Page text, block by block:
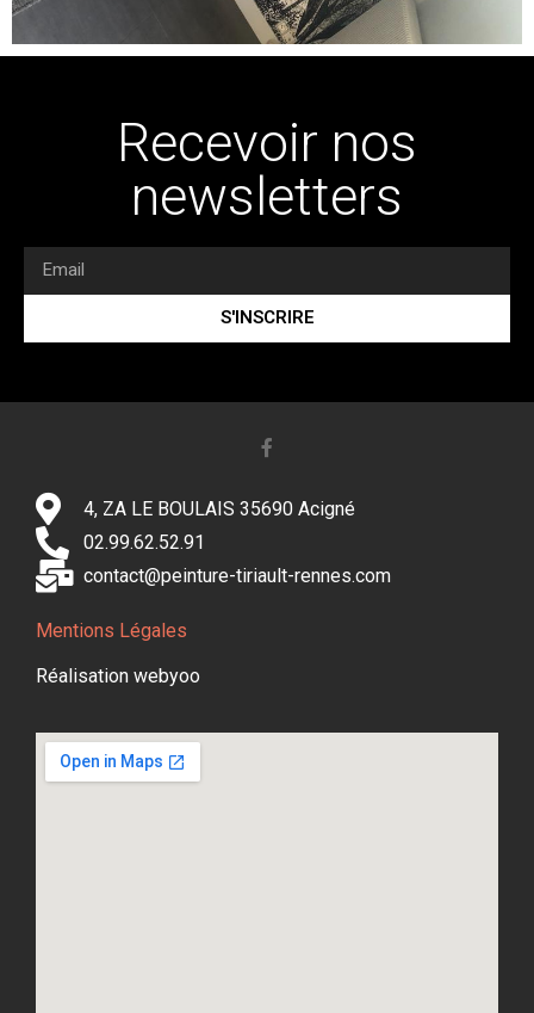
Recevoir nos
newsletters
S'INSCRIRE
4, ZA LE BOULAIS 35690 Acigné
02.99.62.52.91
contact@peinture-tiriault-rennes.com
Mentions Légales
Réalisation webyoo